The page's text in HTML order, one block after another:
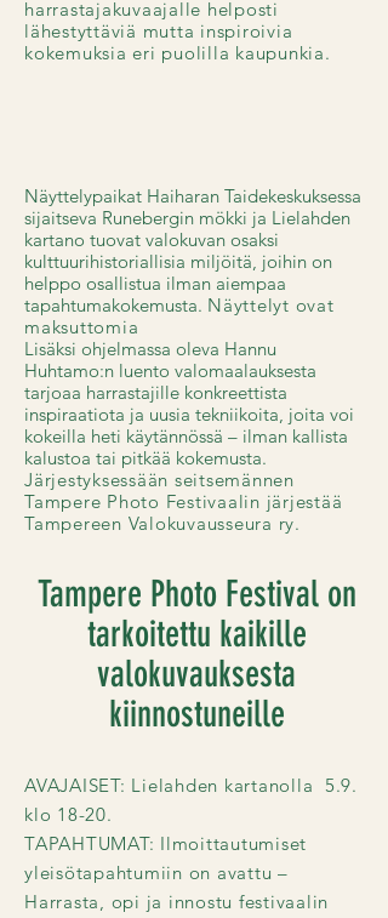
harrastajakuvaajalle helposti
lähestyttäviä mutta inspiroivia
kokemuksia eri puolilla kaupunkia.
Näyttelypaikat Haiharan Taidekeskuksessa
sijaitseva Runebergin mökki ja Lielahden
kartano tuovat valokuvan osaksi
kulttuurihistoriallisia miljöitä, joihin on
helppo osallistua ilman aiempaa
tapahtumakokemusta. Näyttelyt ovat
maksuttomia
Lisäksi ohjelmassa oleva Hannu
Huhtamo:n luento valomaalauksesta
tarjoaa harrastajille konkreettista
inspiraatiota ja uusia tekniikoita, joita voi
kokeilla heti käytännössä – ilman kallista
kalustoa tai pitkää kokemusta.
Järjestyksessään seitsemännen
Tampere Photo Festivaalin järjestää
Tampereen Valokuvausseura ry.
Tampere Photo Festival on
tarkoitettu kaikille
valokuvauksesta
kiinnostuneille
AVAJAISET: Lielahden kartanolla 5.9.
klo 18-20.
TAPAHTUMAT: Ilmoittautumiset
yleisötapahtumiin on avattu –
Harrasta, opi ja innostu festivaalin